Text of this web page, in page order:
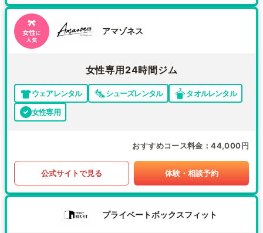
アマゾネス
女性専用24時間ジム
ウェアレンタル シューズレンタル
タオルレンタル
女性専用
おすすめコース料金 44,000円
公式サイトで見る 体験・相談予約
プライベートボックスフィット